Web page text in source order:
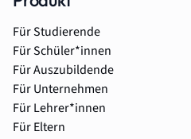
Für Studierende
Für Schüler*innen
Für Auszubildende
Für Unternehmen
Für Lehrer*innen
Für Eltern